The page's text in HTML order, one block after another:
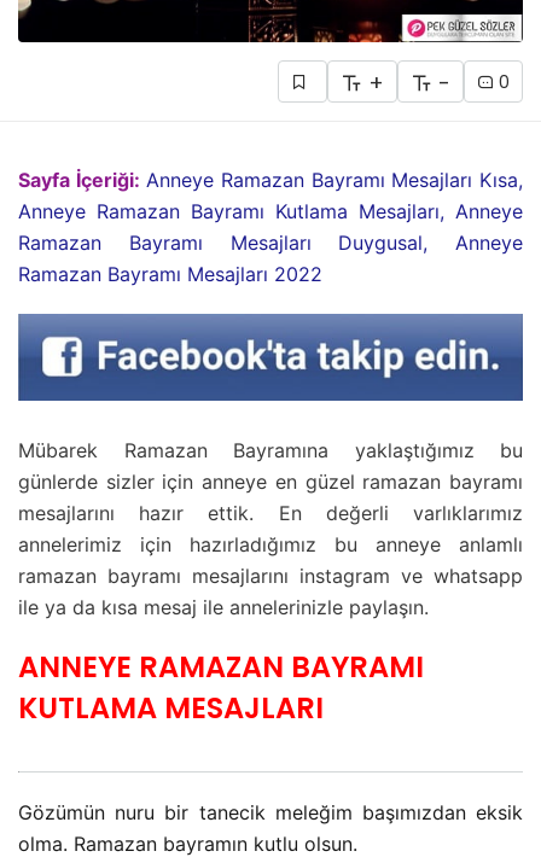
+ - 0
Sayfa İçeriği: Anneye Ramazan Bayramı Mesajları Kısa,
Anneye Ramazan Bayramı Kutlama Mesajları, Anneye
Ramazan Bayramı Mesajları Duygusal, Anneye
Ramazan Bayramı Mesajları 2022
Mübarek Ramazan Bayramına yaklaştığımız bu
günlerde sizler için anneye en güzel ramazan bayramı
mesajlarını hazır ettik. En değerli varlıklarımız
annelerimiz için hazırladığımız bu anneye anlamlı
ramazan bayramı mesajlarını instagram ve whatsapp
ile ya da kısa mesaj ile annelerinizle paylaşın.
ANNEYE RAMAZAN BAYRAMI
KUTLAMA MESAJLARI
Gözümün nuru bir tanecik meleğim başımızdan eksik
olma. Ramazan bayramın kutlu olsun.